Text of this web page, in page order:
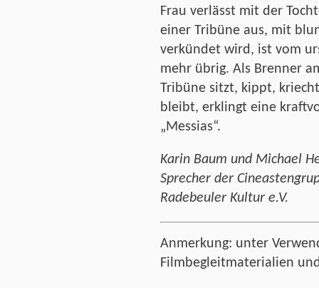
Frau verlässt mit der
einer Tribüne aus, mit
verkündet wird, ist vom
mehr übrig. Als Brenner
Tribüne sitzt, kippt,
bleibt, erklingt eine
„Messias“.
Karin Baum und Michael
Sprecher der
Radebeuler Kultur e.V.
Anmerkung: unter
Filmbegleitmaterialien